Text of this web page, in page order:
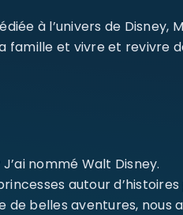
à l’univers de Disney,
et vivre et revivre
nommé Walt Disney.
autour
belles aventures, nous